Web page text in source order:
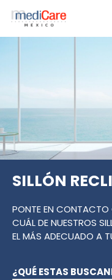
Saltar
contenido
SILLÓN
PONTE EN
CUÁL DE NUESTROS
EL MÁS ADECUADO A
¿QUÉ ESTAS